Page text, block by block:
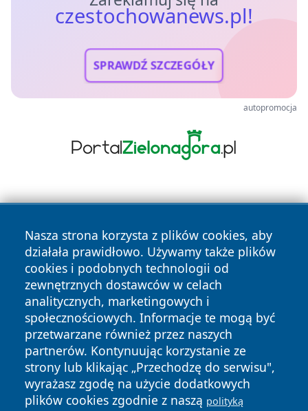
czestochowanews.pl!
SPRAWDŹ SZCZEGÓŁY
autopromocja
Nasza strona korzysta z plików cookies, aby
działała prawidłowo. Używamy także plików
cookies i podobnych technologii od
zewnętrznych dostawców w celach
analitycznych, marketingowych i
społecznościowych. Informacje te mogą być
przetwarzane również przez naszych
partnerów. Kontynuując korzystanie ze
strony lub klikając „Przechodzę do serwisu",
wyrażasz zgodę na użycie dodatkowych
plików cookies zgodnie z naszą polityką
Copyright © 2026 czestochowanews.pl Wszystkie prawa
zastrzeżone.
News Autorzy
Polityka
Prywatności
Polityka
Cookies
cześć